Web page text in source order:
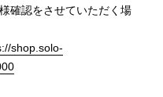
確認をさせていただく場
shop.solo-